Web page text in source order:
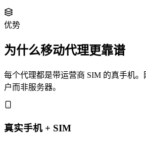
优势
为什么移动代理更靠谱
每个代理都是带运营商 SIM 的真手机。
户而非服务器。
真实手机 + SIM